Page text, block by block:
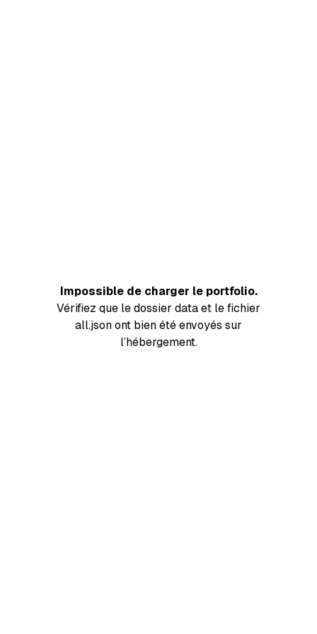
Impossible de charger le portfolio.
Vérifiez que le dossier data et le fichier
all.json ont bien été envoyés sur
l’hébergement.